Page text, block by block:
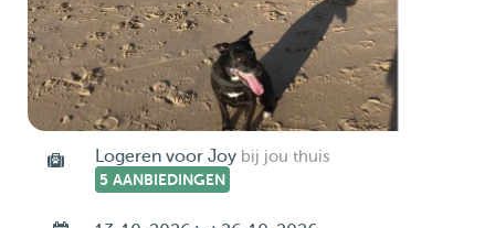
Logeren voor Joy bij jou thuis
5 AANBIEDINGEN